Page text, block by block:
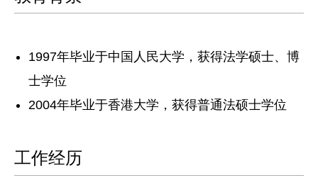
1997年毕业于中国人民大学，获得法学硕士、博
士学位
2004年毕业于香港大学，获得普通法硕士学位
工作经历